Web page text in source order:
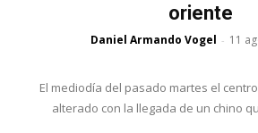
oriente
Daniel Armando Vogel - 11
El mediodía del pasado martes el
alterado con la llegada de un chino